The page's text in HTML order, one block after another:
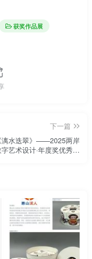
获奖作品展
下一篇
漓水迭翠》——2025两岸
艺术设计·年度奖优秀作